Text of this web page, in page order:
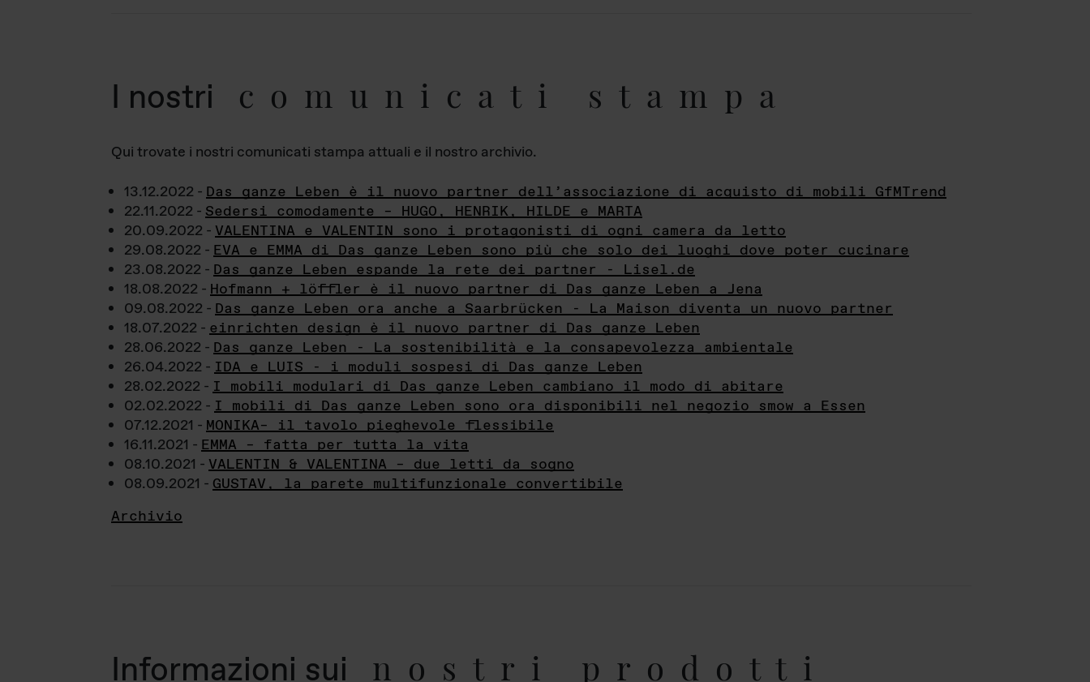
I nostri comunicati stampa
Qui trovate i nostri comunicati stampa attuali e il nostro archivio.
13.12.2022 - Das ganze Leben è il nuovo partner dell’associazione di acquisto di mobili GfMTrend
22.11.2022 - Sedersi comodamente – HUGO, HENRIK, HILDE e MARTA
20.09.2022 - VALENTINA e VALENTIN sono i protagonisti di ogni camera da letto
29.08.2022 - EVA e EMMA di Das ganze Leben sono più che solo dei luoghi dove poter cucinare
23.08.2022 - Das ganze Leben espande la rete dei partner - Lisel.de
18.08.2022 - Hofmann + löffler è il nuovo partner di Das ganze Leben a Jena
09.08.2022 - Das ganze Leben ora anche a Saarbrücken - La Maison diventa un nuovo partner
18.07.2022 - einrichten design è il nuovo partner di Das ganze Leben
28.06.2022 - Das ganze Leben - La sostenibilità e la consapevolezza ambientale
26.04.2022 - IDA e LUIS - i moduli sospesi di Das ganze Leben
28.02.2022 - I mobili modulari di Das ganze Leben cambiano il modo di abitare
02.02.2022 - I mobili di Das ganze Leben sono ora disponibili nel negozio smow a Essen
07.12.2021 - MONIKA– il tavolo pieghevole flessibile
16.11.2021 - EMMA – fatta per tutta la vita
08.10.2021 - VALENTIN & VALENTINA – due letti da sogno
08.09.2021 - GUSTAV, la parete multifunzionale convertibile
Archivio
Informazioni sui nostri prodotti